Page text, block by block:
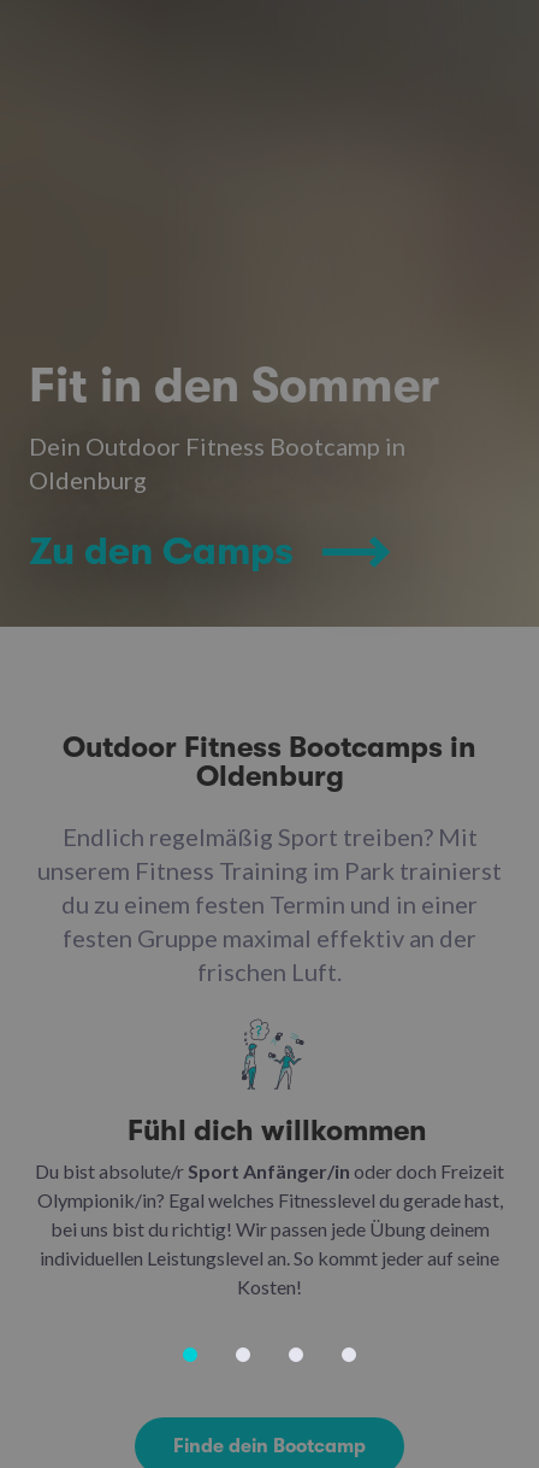
Fit in den Sommer
Dein Outdoor Fitness Bootcamp in
Oldenburg
Zu den Camps
Outdoor Fitness Bootcamps in
Oldenburg
Endlich regelmäßig Sport treiben? Mit
unserem Fitness Training im Park trainierst
du zu einem festen Termin und in einer
festen Gruppe maximal effektiv an der
frischen Luft.
Fühl dich willkommen
Du bist absolute/r Sport Anfänger/in oder doch Freizeit
Olympionik/in? Egal welches Fitnesslevel du gerade hast,
bei uns bist du richtig! Wir passen jede Übung deinem
individuellen Leistungslevel an. So kommt jeder auf seine
Kosten!
Finde dein Bootcamp